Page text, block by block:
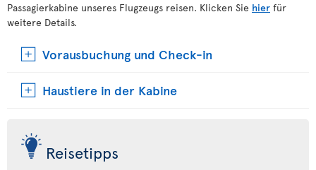
Passagierkabine unseres Flugzeugs reisen. Klicken Sie hier für
weitere Details.
Vorausbuchung und Check-in
Haustiere in der Kabine
Reisetipps